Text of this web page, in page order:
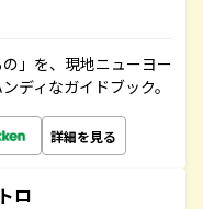
」を、現地ニューヨー
ディなガイドブック。
詳細を見る
ロ